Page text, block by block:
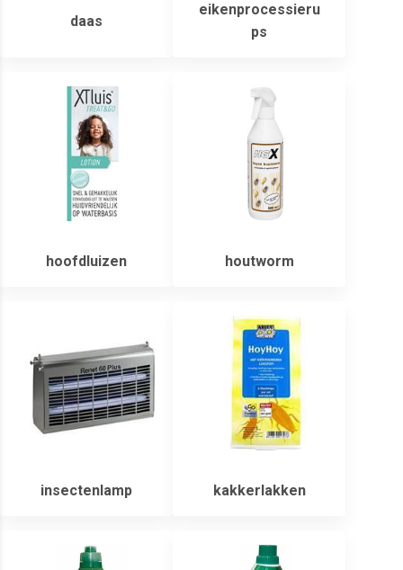
daas
eikenprocessieru
ps
hoofdluizen houtworm
insectenlamp kakkerlakken